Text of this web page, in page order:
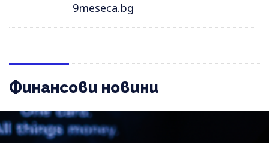
9meseca.bg
Финансови новини